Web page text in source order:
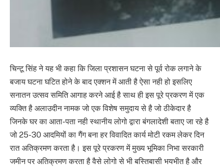
चिन्टू सिंह ने यह भी कहा कि जिला प्रशासन घटना से पूर्व रोक लगाने के
बजाय घटना घटित होने के बाद एक्शन में आती है ऐसा नही हो इसलिए
सनातन उत्सव समिति आगाह करने आई है साथ ही इस पूरे प्रकरण में एक
व्यक्ति है अलाउदीन नामक जो एक विशेष समुदाय से है जो ठीकेदार है
जिनके घर का आता-पता नही स्थानीय लोगो द्वारा बंगलादेशी बताए जा रहे है
जो 25-30 आदमियों का गैंग बना हर विवादित कार्य मोटी रकम लेकर दिन
रात अतिक्रमण करता है। इस पूरे प्रकरण में मुख्य भूमिका निभा सरकारी
जमीन पर अतिक्रमण करता है वैसे लोगो से भी बस्तिबासी भयभीत है और